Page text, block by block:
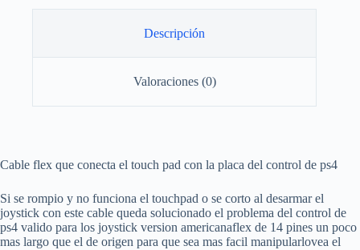
Descripción
Valoraciones (0)
Cable flex que conecta el touch pad con la placa del control de ps4
Si se rompio y no funciona el touchpad o se corto al desarmar el
joystick con este cable queda solucionado el problema del control de
ps4 valido para los joystick version americanaflex de 14 pines un poco
mas largo que el de origen para que sea mas facil manipularlovea el